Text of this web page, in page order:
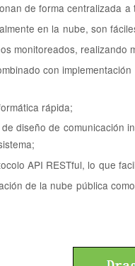
de forma centralizada
en la nube, son
monitoreados,
con
rápida;
diseño de comunicación
API RESTful, lo que
de la nube pública